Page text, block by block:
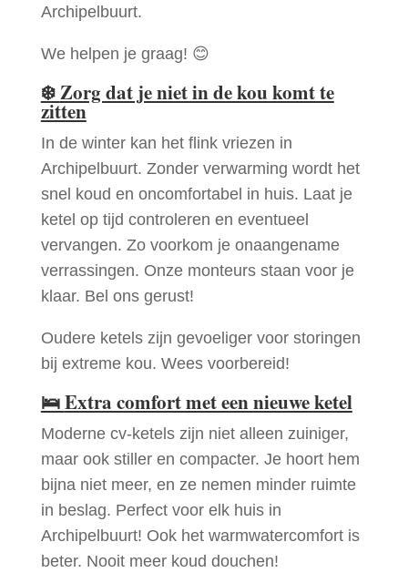
Archipelbuurt.
We helpen je graag! 😊
❄️Zorg dat je niet in de kou komt te
zitten
In de winter kan het flink vriezen in
Archipelbuurt. Zonder verwarming wordt het
snel koud en oncomfortabel in huis. Laat je
ketel op tijd controleren en eventueel
vervangen. Zo voorkom je onaangename
verrassingen. Onze monteurs staan voor je
klaar. Bel ons gerust!
Oudere ketels zijn gevoeliger voor storingen
bij extreme kou. Wees voorbereid!
🛌Extra comfort met een nieuwe ketel
Moderne cv-ketels zijn niet alleen zuiniger,
maar ook stiller en compacter. Je hoort hem
bijna niet meer, en ze nemen minder ruimte
in beslag. Perfect voor elk huis in
Archipelbuurt! Ook het warmwatercomfort is
beter. Nooit meer koud douchen!